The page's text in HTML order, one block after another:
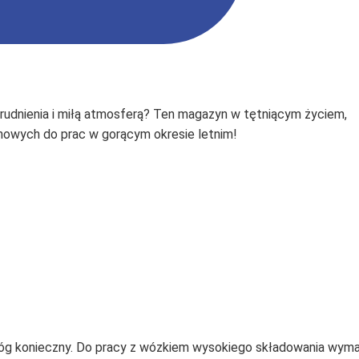
i miłą atmosferą? Ten magazyn w tętniącym życiem,
do prac w gorącym okresie letnim!
konieczny. Do pracy z wózkiem wysokiego składowania